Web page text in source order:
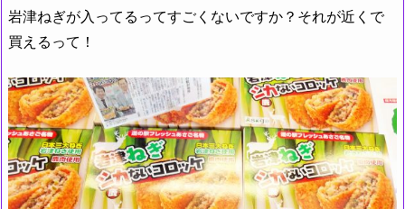
岩津ねぎが入ってるってすごくないですか？それが近くで
買えるって！